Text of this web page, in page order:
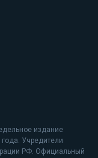
издание
Учредители
РФ. Официальный